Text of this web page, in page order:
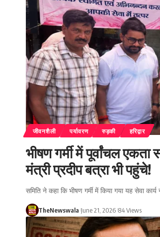
जीवनशैली पर्यावरण रुड़की हरिद्वार
भीषण गर्मी में पूर्वांचल
मंत्री प्रदीप बत्रा भी पहुंचे!
समिति ने कहा कि भीषण गर्मी में किया गया यह सेवा
TheNewswala June 21, 2026 84 Views